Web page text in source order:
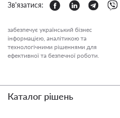
Зв'язатися:
забезпечує український бізнес
інформацією, аналітикою та
технологічними рішеннями для
ефективної та безпечної роботи.
Каталог рішень